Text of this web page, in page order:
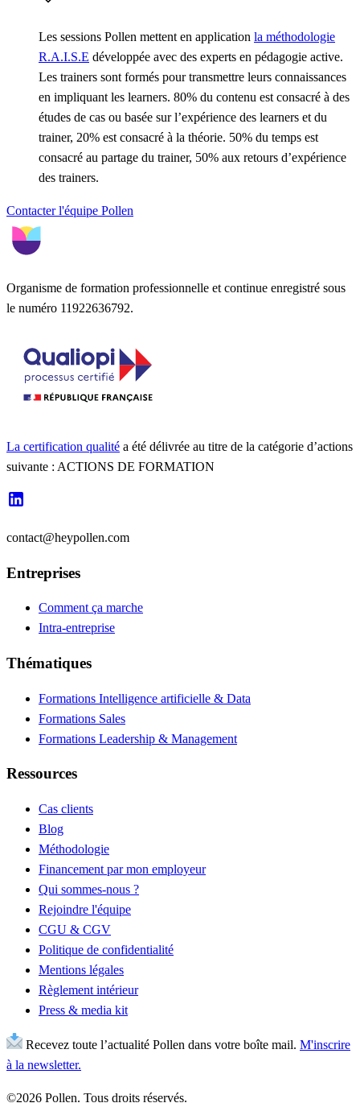
Les sessions Pollen mettent en application la méthodologie
R.A.I.S.E développée avec des experts en pédagogie active.
Les trainers sont formés pour transmettre leurs connaissances
en impliquant les learners. 80% du contenu est consacré à des
études de cas ou basée sur l’expérience des learners et du
trainer, 20% est consacré à la théorie. 50% du temps est
consacré au partage du trainer, 50% aux retours d’expérience
des trainers.
Contacter l'équipe Pollen
Organisme de formation professionnelle et continue enregistré sous
le numéro 11922636792.
La certification qualité a été délivrée au titre de la catégorie d’actions
suivante : ACTIONS DE FORMATION
contact@heypollen.com
Entreprises
Comment ça marche
Intra-entreprise
Thématiques
Formations Intelligence artificielle & Data
Formations Sales
Formations Leadership & Management
Ressources
Cas clients
Blog
Méthodologie
Financement par mon employeur
Qui sommes-nous ?
Rejoindre l'équipe
CGU & CGV
Politique de confidentialité
Mentions légales
Règlement intérieur
Press & media kit
Recevez toute l’actualité Pollen dans votre boîte mail. M'inscrire
à la newsletter.
©2026 Pollen. Tous droits réservés.